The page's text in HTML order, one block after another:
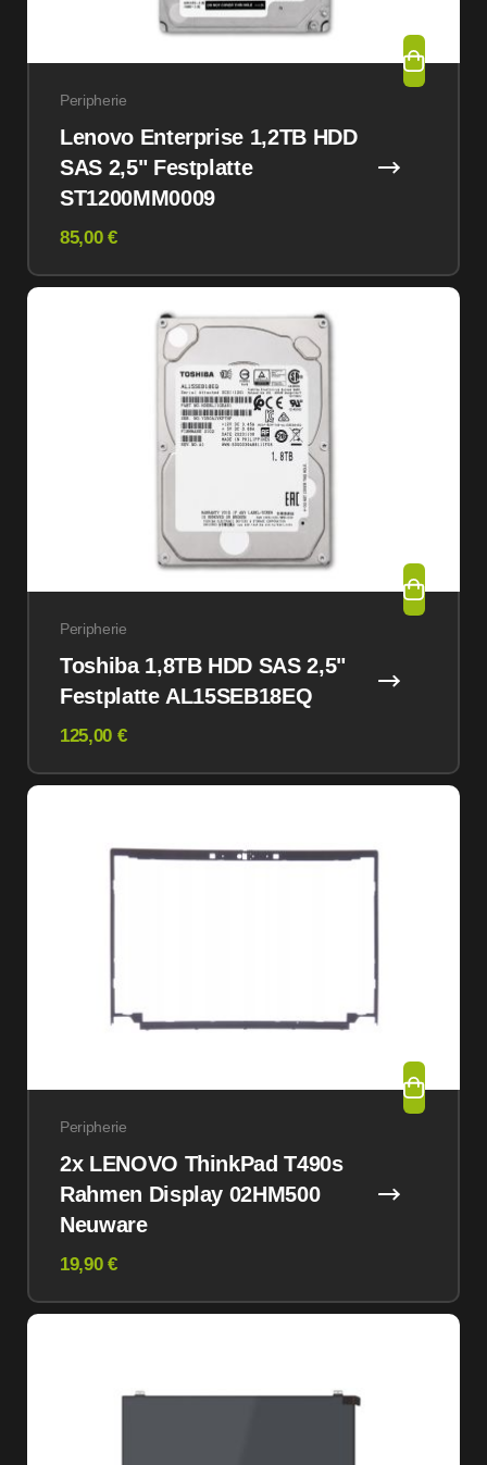
Peripherie
Lenovo Enterprise 1,2TB HDD
SAS 2,5" Festplatte
ST1200MM0009
85,00 €
Peripherie
Toshiba 1,8TB HDD SAS 2,5"
Festplatte AL15SEB18EQ
125,00 €
Peripherie
2x LENOVO ThinkPad T490s
Rahmen Display 02HM500
Neuware
19,90 €